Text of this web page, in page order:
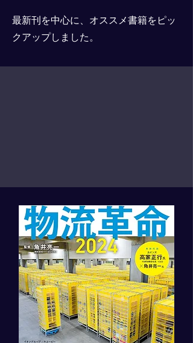
最新刊を中心に、オススメ書籍をピッ
クアップしました。